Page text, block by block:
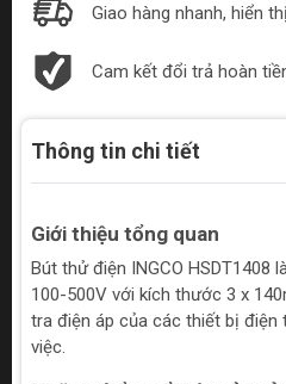
Giao hàng nhanh, hiển
Cam kết đổi trả hoàn
Thông tin chi tiết
Giới thiệu tổng quan
Bút thử điện INGCO HSDT1408
100-500V với kích thước 3 x
tra điện áp của các thiết bị điện
việc.